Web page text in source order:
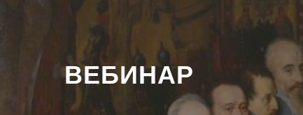
ВЕБИНАР